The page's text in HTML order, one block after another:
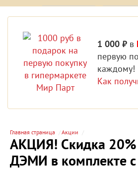
1 000 ₽ в
первую
каждому!
Как
Главная страница Акции
АКЦИЯ! Скидка 20%
ДЭМИ в комплекте с